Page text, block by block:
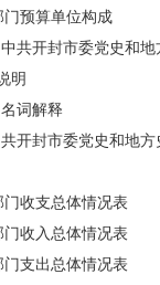
门预算单位构成
共开封市委党史和地
明
词解释
开封市委党史和地方
门收支总体情况表
门收入总体情况表
门支出总体情况表